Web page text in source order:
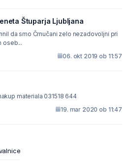
Štuparja Ljubljana
da smo Črnučani zelo nezadovoljni pri
oseb...
06. okt 2019 ob 11:57
materiala 031518 644
19. mar 2020 ob 11:47